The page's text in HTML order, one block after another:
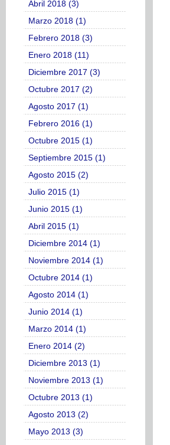
Abril 2018 (3)
Marzo 2018 (1)
Febrero 2018 (3)
Enero 2018 (11)
Diciembre 2017 (3)
Octubre 2017 (2)
Agosto 2017 (1)
Febrero 2016 (1)
Octubre 2015 (1)
Septiembre 2015 (1)
Agosto 2015 (2)
Julio 2015 (1)
Junio 2015 (1)
Abril 2015 (1)
Diciembre 2014 (1)
Noviembre 2014 (1)
Octubre 2014 (1)
Agosto 2014 (1)
Junio 2014 (1)
Marzo 2014 (1)
Enero 2014 (2)
Diciembre 2013 (1)
Noviembre 2013 (1)
Octubre 2013 (1)
Agosto 2013 (2)
Mayo 2013 (3)